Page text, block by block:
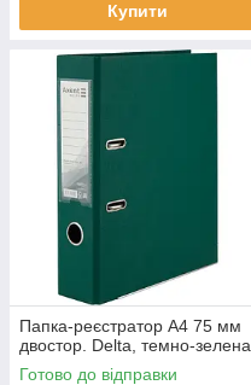
Купити
Папка-реєстратор А4 75 мм
двостор. Delta, темно-зелена
Готово до відправки